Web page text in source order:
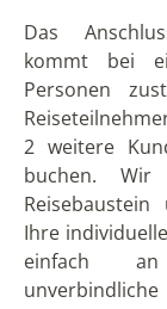
Das
kommt bei
Personen
2 weitere
buchen.
Ihre
einfach